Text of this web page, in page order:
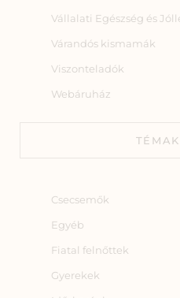
Vállalati Egészség és
Várandós kismamák
Viszonteladók
Webáruház
Csecsemők
Egyéb
Fiatal felnőttek
Gyerekek